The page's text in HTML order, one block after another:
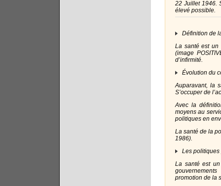
22 Juillet 1946.
élevé possible.
Définition de
La santé est un
(image
d’infirmité.
Évolution du
Auparavant, la
S’occuper de
Avec la
moyens au
politiques en
La santé de la
1986).
Les politiques
La santé est un
promotion de la